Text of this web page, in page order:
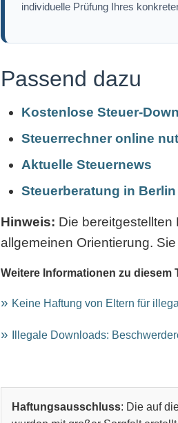
individuelle Prüfung Ihres
Passend dazu
Kostenlose Steuer-
Steuerrechner online
Aktuelle Steuernews
Steuerberatung in Berlin
Hinweis: Die
allgemeinen Orientierung.
Weitere Informationen zu diesem
Keine Haftung von Eltern für
Illegale Downloads:
Haftungsausschluss: Die auf